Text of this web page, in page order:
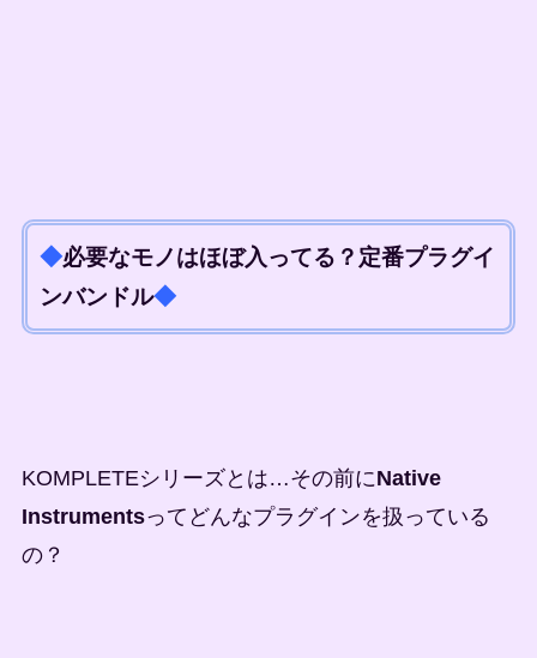
◆必要なモノはほぼ入ってる？定番プラグイ
ンバンドル◆
KOMPLETEシリーズとは…その前にNative
Instrumentsってどんなプラグインを扱っている
の？